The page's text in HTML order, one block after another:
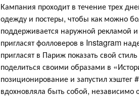
Кампания проходит в течение трех
одежду и постеры, чтобы как можно
поддерживается наружной рекламой
пригласят фолловеров в Instagram
пригласят в Париж показать свой
поделиться своими образами в
позиционирование и запустил
вдохновляла быть собой, независимо